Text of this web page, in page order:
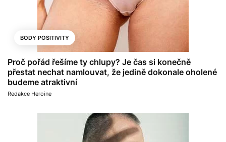
BODY POSITIVITY
Proč pořád řešíme ty chlupy? Je čas si konečně
přestat nechat namlouvat, že jedině dokonale oholené
budeme atraktivní
Redakce Heroine